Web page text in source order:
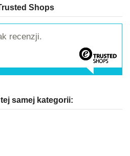
Shops
recenzji.
samej kategorii: